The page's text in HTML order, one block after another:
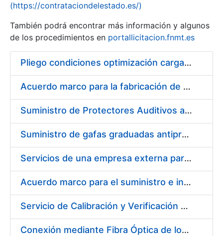
(https://contrataciondelestado.es/)
También podrá encontrar más información y algunos
de los procedimientos en portallicitacion.fnmt.es
Pliego condiciones optimización cargas compras firmado
Acuerdo marco para la fabricación de piezas
Suministro de Protectores Auditivos a medida para las personas trabajadoras de los Centros de Trabajo de Madrid y Burgos
Suministro de gafas graduadas antiproyecciones para los trabajadores de la FNMT-RCM en los centros de trabajo de Madrid y Burgos
Servicios de una empresa externa para el asesoramiento y resolución de los recursos de alzada que se presentan relacionados con procesos de selección para la FNMT-RCM
Acuerdo marco para el suministro e instalación de persianas, estores y otros complementos
Servicio de Calibración y Verificación Externa de los Equipos de Medición del Servicio de Prevención de la FNMT-RCM
Conexión mediante Fibra Óptica de los Centros de Proceso de Datos (CPDs) de las sedes de la FNMT-RCM de Burgos y Madrid